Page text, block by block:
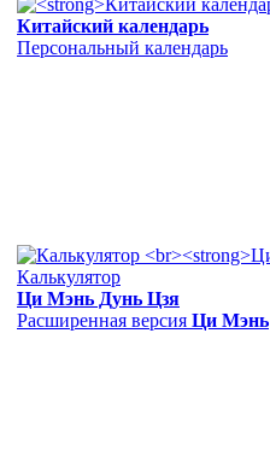
Китайский календарь
Персональный календарь
Калькулятор
Ци Мэнь Дунь Цзя
Расширенная версия Ци Мэнь